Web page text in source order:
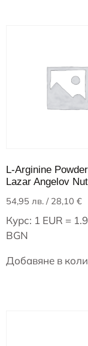
L-Arginine Powder
Lazar Angelov
54,95 лв. / 28,10 €
Курс: 1 EUR =
BGN
Добавяне в